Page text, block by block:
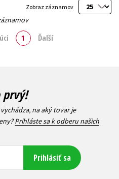
Zobraz záznamov
1 Ďalší
prvý!
na aký tovar je
Prihláste sa k odberu našich
Prihlásiť sa